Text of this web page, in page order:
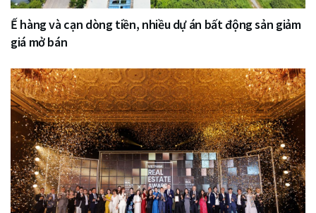
Ế hàng và cạn dòng tiền, nhiều dự án bất động sản giảm
giá mở bán